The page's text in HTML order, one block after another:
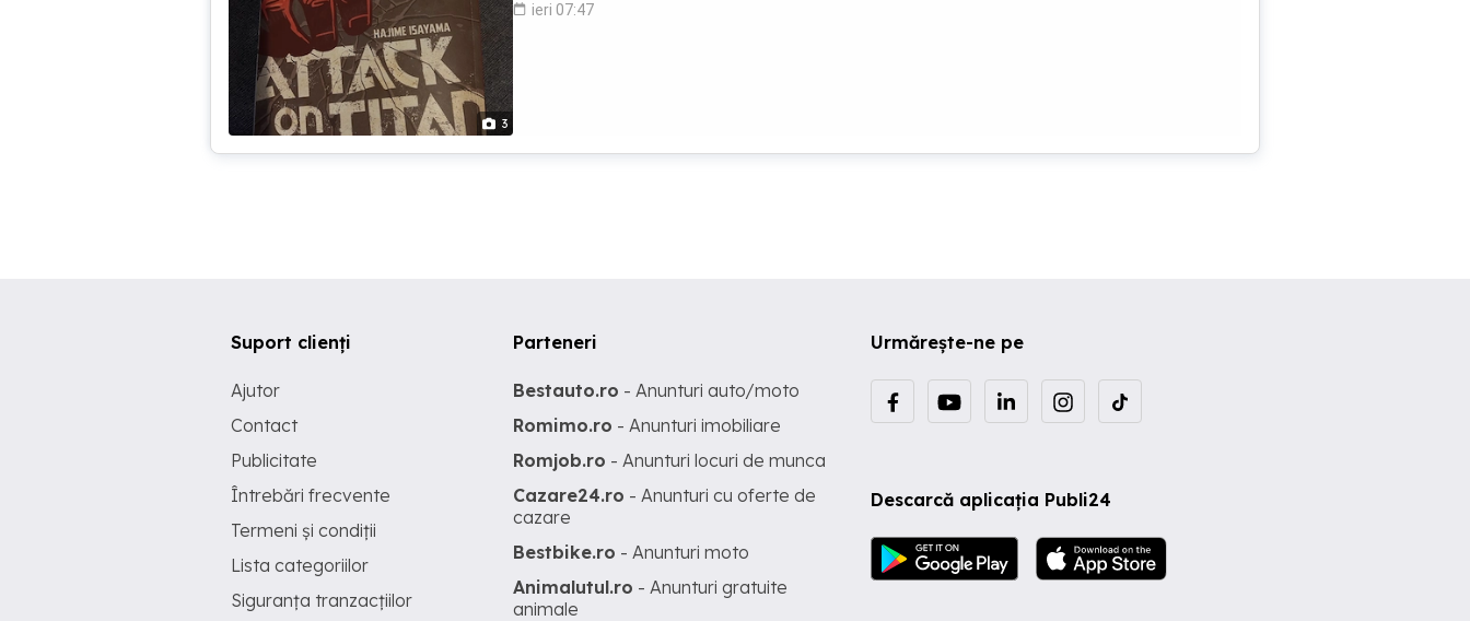
3
ieri 07:47
Urmărește-ne pe
Descarcă aplicația Publi24
Suport clienți
Ajutor
Contact
Publicitate
Întrebări frecvente
Termeni și condiții
Lista categoriilor
Siguranța tranzacțiilor
Parteneri
Bestauto.ro - Anunturi auto/moto
Romimo.ro - Anunturi imobiliare
Romjob.ro - Anunturi locuri de munca
Cazare24.ro - Anunturi cu oferte de
cazare
Bestbike.ro - Anunturi moto
Animalutul.ro - Anunturi gratuite
animale